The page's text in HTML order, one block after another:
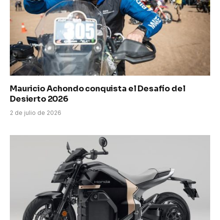
Mauricio Achondo conquista el Desafío del
Desierto 2026
2 de julio de 2026